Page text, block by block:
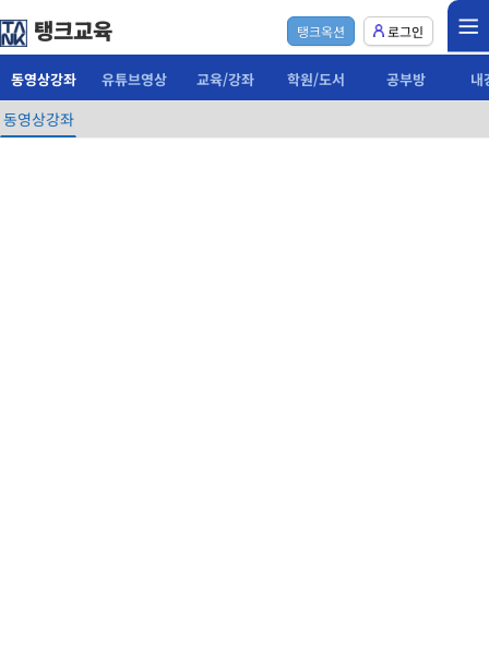
탱크교육 탱크옥션 로그인
동영상강좌 유튜브영상 교육/강좌 학원/도서 공부방 내
동영상강좌